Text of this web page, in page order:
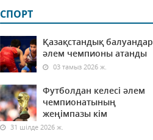
СПОРТ
Қазақстандық балуандар
әлем чемпионы атанды
03 тамыз 2026 ж.
Футболдан келесі әлем
чемпионатының
жеңімпазы кім
31 шілде 2026 ж.